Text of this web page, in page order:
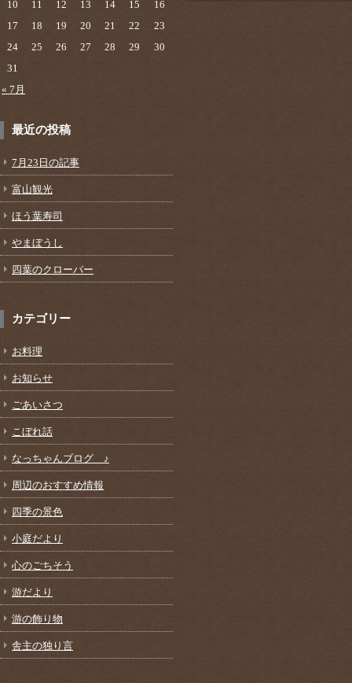
« 7月
10
11 12 13 14 15
16
17
18 19 20 21 22
23
24
25 26 27 28 29
30
31
最近の投稿
7月23日の記事
富山観光
ほう葉寿司
やまぼうし
四葉のクローバー
カテゴリー
お料理
お知らせ
ごあいさつ
こぼれ話
なっちゃんブログ ♪
周辺のおすすめ情報
四季の景色
小庭だより
心のごちそう
游だより
游の飾り物
舎主の独り言